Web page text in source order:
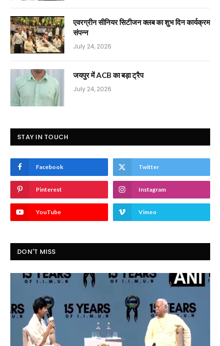
एवरग्रीन सीनियर सिटीजन क्लब का शुभ दिन कार्यक्रम
संपन्न
July 24, 2026
जयपुर में ACB का बड़ा ट्रैप
July 24, 2026
STAY IN TOUCH
Facebook Twitter
Pinterest Instagram
YouTube Vimeo
DON'T MISS